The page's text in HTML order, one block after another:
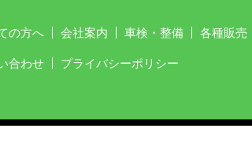
の方へ 会社案内 車検・整備 各種販売
合わせ プライバシーポリシー